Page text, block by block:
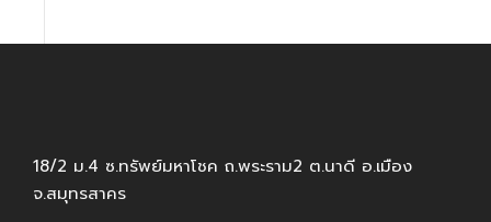
18/2 ม.4 ซ.ทรัพย์มหาโชค ถ.พระราม2 ต.นาดี อ.เมือง
จ.สมุทรสาคร